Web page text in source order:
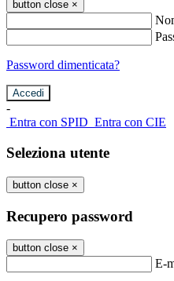
button close ×
Password dimenticata?
-
Entra con SPID Entra con CIE
Seleziona utente
button close ×
Recupero password
button close ×
E-